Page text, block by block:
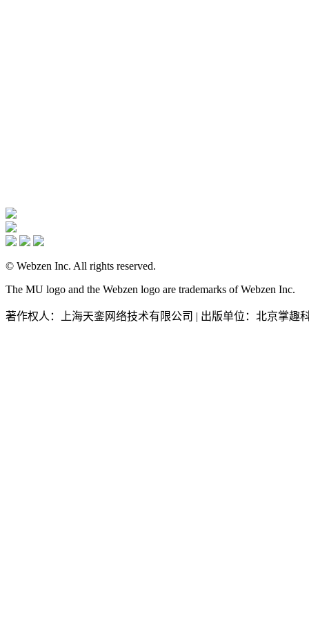
© Webzen Inc. All rights reserved.
The MU logo and the Webzen logo are trademarks of Webzen Inc.
著作权人：上海天銮网络技术有限公司 | 出版单位：北京掌趣